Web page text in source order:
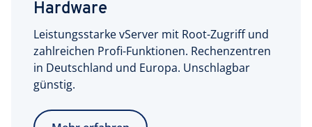
Hardware
Leistungsstarke vServer mit Root-Zugriff und
zahlreichen Profi-Funktionen. Rechenzentren
in Deutschland und Europa. Unschlagbar
günstig.